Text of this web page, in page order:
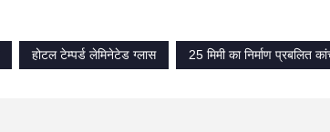
होटल टेम्पर्ड लेमिनेटेड ग्लास 25 मिमी का निर्माण प्रबलित